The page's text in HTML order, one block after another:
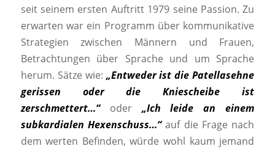
seit seinem ersten Auftritt 1979 seine Passion. Zu
erwarten war ein Programm über kommunikative
Strategien zwischen Männern und Frauen,
Betrachtungen über Sprache und um Sprache
herum. Sätze wie: „Entweder ist die Patellasehne
gerissen oder die Kniescheibe ist
zerschmettert…“oder„Ich leide an einem
subkardialen Hexenschuss…“auf die Frage nach
dem werten Befinden, würde wohl kaum jemand